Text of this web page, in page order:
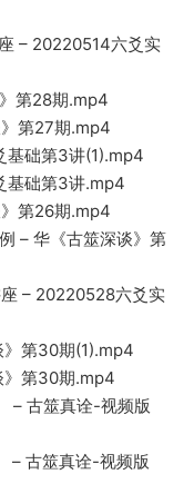
– 20220514六爻实
第28期.mp4
第27期.mp4
基础第3讲(1).mp4
基础第3讲.mp4
第26期.mp4
– 华《古筮深谈》第
– 20220528六爻实
第30期(1).mp4
》第30期.mp4
– 古筮真诠-视频版
– 古筮真诠-视频版